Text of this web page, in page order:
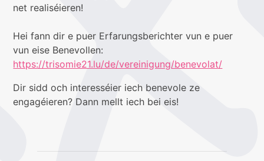
net realiséieren!
Hei fann dir e puer Erfarungsberichter vun e puer
vun eise Benevollen:
https://trisomie21.lu/de/vereinigung/benevolat/
Dir sidd och interesséier iech benevole ze
engagéieren? Dann mellt iech bei eis!